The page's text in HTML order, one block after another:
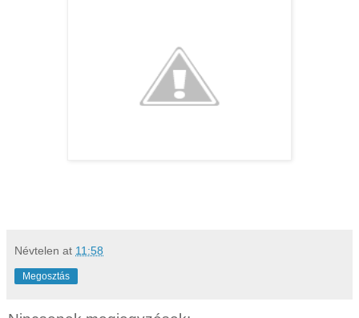
Névtelen at 11:58
Megosztás